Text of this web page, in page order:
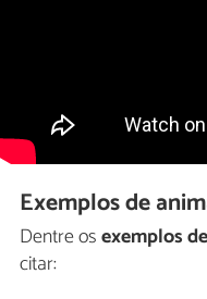
Exemplos de
Dentre osexemplos
citar: